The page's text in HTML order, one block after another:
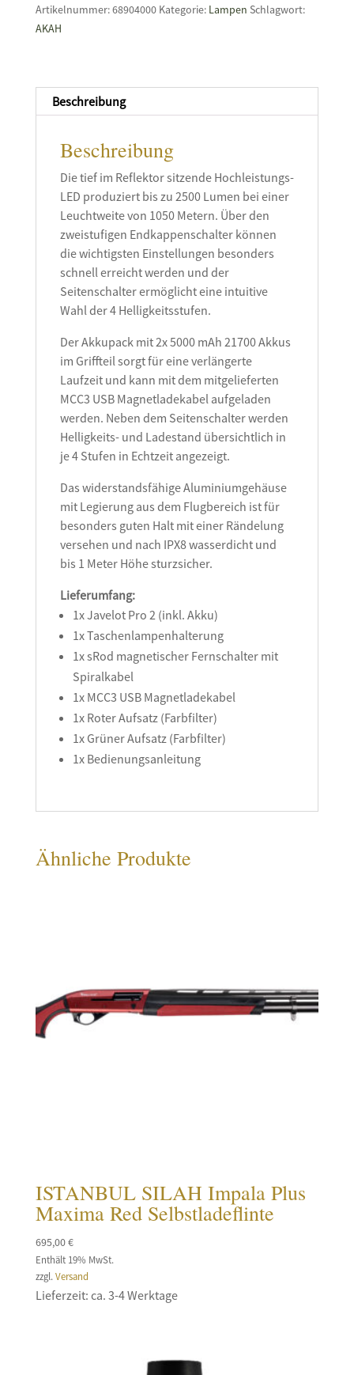
Jagdset
Menge
Artikelnummer:68904000 Kategorie: Lampen Schlagwort:
AKAH
Beschreibung
Beschreibung
Die tief im Reflektor sitzende Hochleistungs-
LED produziert bis zu 2500 Lumen bei einer
Leuchtweite von 1050 Metern. Über den
zweistufigen Endkappenschalter können
die wichtigsten Einstellungen besonders
schnell erreicht werden und der
Seitenschalter ermöglicht eine intuitive
Wahl der 4 Helligkeitsstufen.
Der Akkupack mit 2x 5000 mAh 21700 Akkus
im Griffteil sorgt für eine verlängerte
Laufzeit und kann mit dem mitgelieferten
MCC3 USB Magnetladekabel aufgeladen
werden. Neben dem Seitenschalter werden
Helligkeits- und Ladestand übersichtlich in
je 4 Stufen in Echtzeit angezeigt.
Das widerstandsfähige Aluminiumgehäuse
mit Legierung aus dem Flugbereich ist für
besonders guten Halt mit einer Rändelung
versehen und nach IPX8 wasserdicht und
bis 1 Meter Höhe sturzsicher.
Lieferumfang:
1x Javelot Pro 2 (inkl. Akku)
1x Taschenlampenhalterung
1x sRod magnetischer Fernschalter mit
Spiralkabel
1x MCC3 USB Magnetladekabel
1x Roter Aufsatz (Farbfilter)
1x Grüner Aufsatz (Farbfilter)
1x Bedienungsanleitung
Ähnliche Produkte
ISTANBUL SILAH Impala Plus
Maxima Red Selbstladeflinte
695,00€
Enthält 19% MwSt.
zzgl. Versand
Lieferzeit: ca. 3-4 Werktage